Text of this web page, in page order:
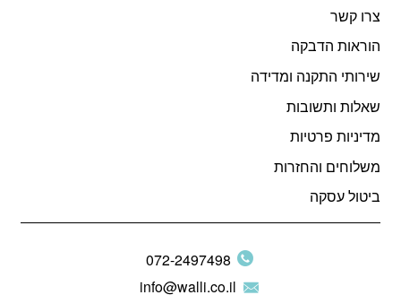
צרו קשר
הוראות הדבקה
שירותי התקנה ומדידה
שאלות ותשובות
מדיניות פרטיות
משלוחים והחזרות
ביטול עסקה
072-2497498
info@walli.co.il